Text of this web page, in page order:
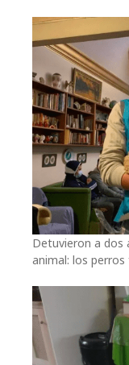
Detuvieron a dos
animal: los